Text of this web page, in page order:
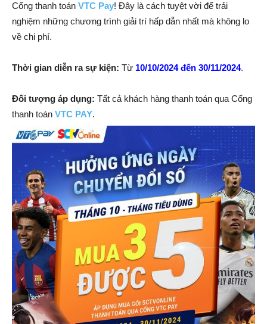
Cổng thanh toán VTC Pay! Đây là cách tuyệt vời để trải
nghiệm những chương trình giải trí hấp dẫn nhất mà không lo
về chi phí.
Thời gian diễn ra sự kiện: Từ 10/10/2024 đến 30/11/2024.
Đối tượng áp dụng: Tất cả khách hàng thanh toán qua Cổng
thanh toán VTC PAY.